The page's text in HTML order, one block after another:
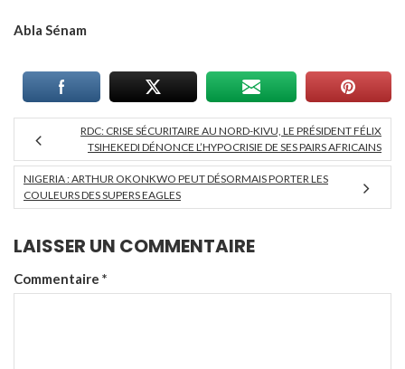
Abla Sénam
RDC: CRISE SÉCURITAIRE AU NORD-KIVU, LE PRÉSIDENT FÉLIX
TSIHEKEDI DÉNONCE L’HYPOCRISIE DE SES PAIRS AFRICAINS
NIGERIA : ARTHUR OKONKWO PEUT DÉSORMAIS PORTER LES
COULEURS DES SUPERS EAGLES
LAISSER UN COMMENTAIRE
Commentaire *